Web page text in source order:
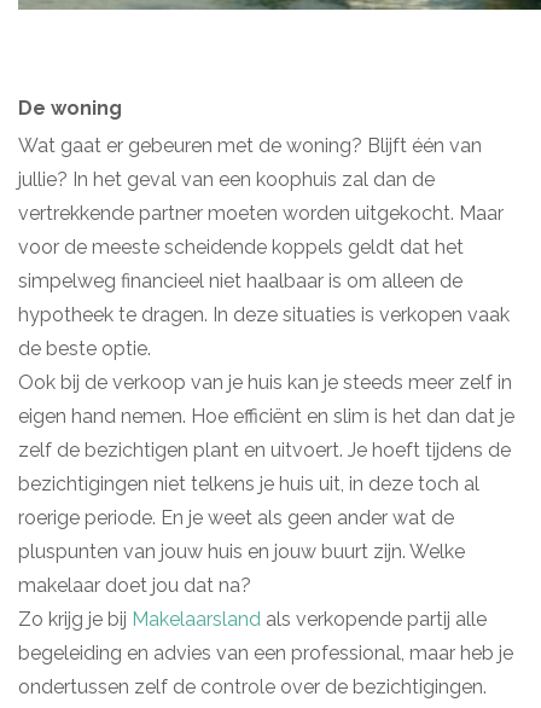
De woning
Wat gaat er gebeuren met de woning? Blijft één van
jullie? In het geval van een koophuis zal dan de
vertrekkende partner moeten worden uitgekocht. Maar
voor de meeste scheidende koppels geldt dat het
simpelweg financieel niet haalbaar is om alleen de
hypotheek te dragen. In deze situaties is verkopen vaak
de beste optie.
Ook bij de verkoop van je huis kan je steeds meer zelf in
eigen hand nemen. Hoe efficiënt en slim is het dan dat je
zelf de bezichtigen plant en uitvoert. Je hoeft tijdens de
bezichtigingen niet telkens je huis uit, in deze toch al
roerige periode. En je weet als geen ander wat de
pluspunten van jouw huis en jouw buurt zijn. Welke
makelaar doet jou dat na?
Zo krijg je bij Makelaarsland als verkopende partij alle
begeleiding en advies van een professional, maar heb je
ondertussen zelf de controle over de bezichtigingen.